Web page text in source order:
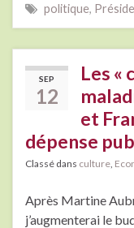
politique,
SEP
12
Les «
et
dépense
Classé dans culture
Après Martine
j’augmenterai le